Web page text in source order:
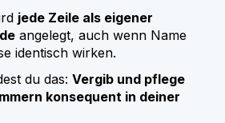
jede Zeile als eigener
angelegt, auch wenn Name
identisch wirken.
du das: Vergib und pflege
konsequent in deiner